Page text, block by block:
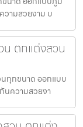
วามสวยงาม บ
ตกแต่งสวน
ทุกขนาด ออกแบบ
นความสวยงา